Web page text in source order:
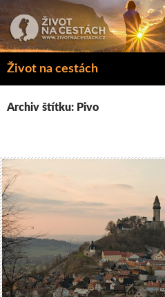
k
obsahu
Život na cestách
Hledat
Archiv štítku: Pivo